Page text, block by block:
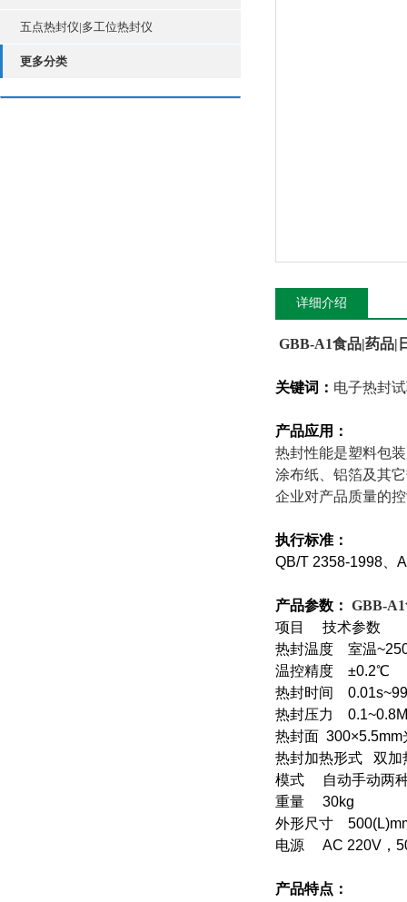
五点热封仪|多工位热封仪
更多分类
详细介绍
GBB-A1食品|药品|
关键词： 电子热封
产品应用：
热封性能是塑料包
涂布纸、铝箔及其
企业对产品质量的
执行标准：
QB/T 2358-1998 、
产品参数： GBB-A1
项目 技术参数
热封温度 室温
温控精度 ±0.2℃
热封时间
热封压力
热封面
热封加热形式 双
模式 自动手动两
重量 30kg
外形尺寸
电源 AC 220V，
产品特点：